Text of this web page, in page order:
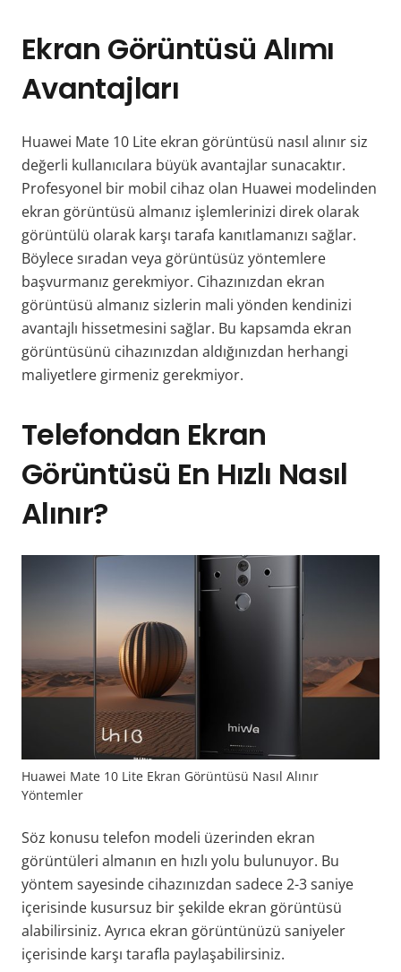
Ekran Görüntüsü Alımı
Avantajları
Huawei Mate 10 Lite ekran görüntüsü nasıl alınır siz
değerli kullanıcılara büyük avantajlar sunacaktır.
Profesyonel bir mobil cihaz olan Huawei modelinden
ekran görüntüsü almanız işlemlerinizi direk olarak
görüntülü olarak karşı tarafa kanıtlamanızı sağlar.
Böylece sıradan veya görüntüsüz yöntemlere
başvurmanız gerekmiyor. Cihazınızdan ekran
görüntüsü almanız sizlerin mali yönden kendinizi
avantajlı hissetmesini sağlar. Bu kapsamda ekran
görüntüsünü cihazınızdan aldığınızdan herhangi
maliyetlere girmeniz gerekmiyor.
Telefondan Ekran
Görüntüsü En Hızlı Nasıl
Alınır?
Huawei Mate 10 Lite Ekran Görüntüsü Nasıl Alınır
Yöntemler
Söz konusu telefon modeli üzerinden ekran
görüntüleri almanın en hızlı yolu bulunuyor. Bu
yöntem sayesinde cihazınızdan sadece 2-3 saniye
içerisinde kusursuz bir şekilde ekran görüntüsü
alabilirsiniz. Ayrıca ekran görüntünüzü saniyeler
içerisinde karşı tarafla paylaşabilirsiniz.